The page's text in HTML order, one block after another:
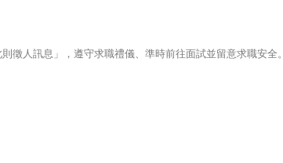
徵人訊息」，遵守求職禮儀、準時前往面試並留意求職安全。